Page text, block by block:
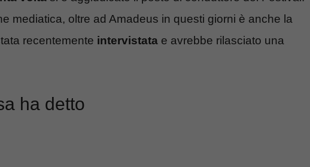
mediatica, oltre ad Amadeus in questi giorni è anche la
recentemente intervistata e avrebbe rilasciato una
ha detto